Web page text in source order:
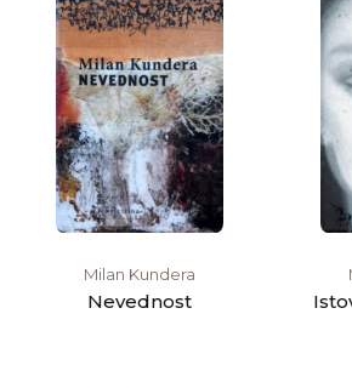
Milan Kundera
Nevednost